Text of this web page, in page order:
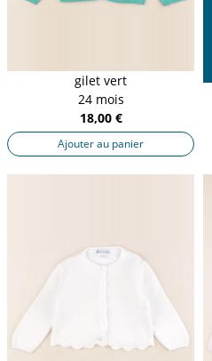
gilet vert
24 mois
18,00 €
Ajouter au panier